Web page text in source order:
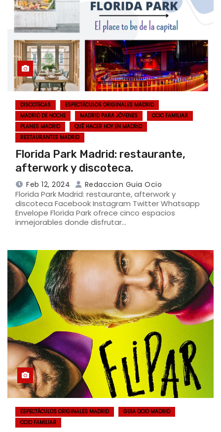
DISCOTECAS
ESPECTÁCULOS ORIGINALES MADRID
MADRID DE NOCHE
MADRID PARA JÓVENES
OCIO FAMILIAR
PLANES MADRID
QUÉ HACER HOY EN MADRID
RESTAURANTES MADRID
Florida Park Madrid: restaurante,
afterwork y discoteca.
Feb 12, 2024 Redaccion Guia Ocio
Florida Park Madrid: restaurante, afterwork y
discoteca Facebook Instagram Twitter Whatsapp
Envelope Florida Park ofrece cinco espacios
inmejorables donde disfrutar…
ESPECTÁCULOS ORIGINALES MADRID
GUIA OCIO MADRID
OCIO FAMILIAR